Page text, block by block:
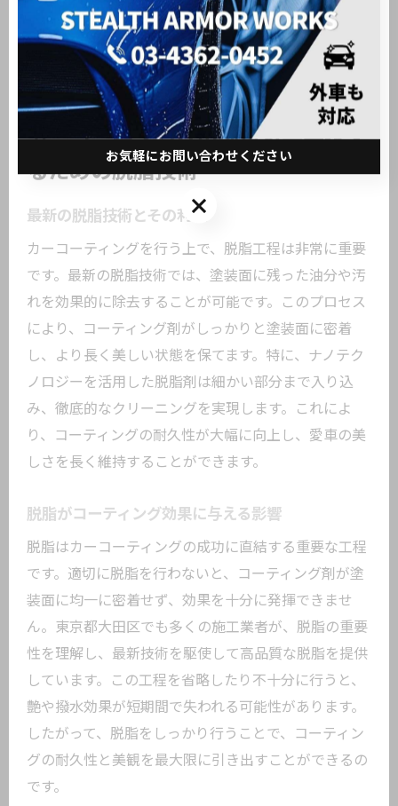
を最大化できます。
カーコーティングの効果を最大化す
るための脱脂技術
最新の脱脂技術とその利点
カーコーティングを行う上で、脱脂工程は非常に重要
です。最新の脱脂技術では、塗装面に残った油分や汚
れを効果的に除去することが可能です。このプロセス
により、コーティング剤がしっかりと塗装面に密着
し、より長く美しい状態を保てます。特に、ナノテク
ノロジーを活用した脱脂剤は細かい部分まで入り込
み、徹底的なクリーニングを実現します。これによ
り、コーティングの耐久性が大幅に向上し、愛車の美
しさを長く維持することができます。
脱脂がコーティング効果に与える影響
脱脂はカーコーティングの成功に直結する重要な工程
です。適切に脱脂を行わないと、コーティング剤が塗
装面に均一に密着せず、効果を十分に発揮できませ
ん。東京都大田区でも多くの施工業者が、脱脂の重要
性を理解し、最新技術を駆使して高品質な脱脂を提供
しています。この工程を省略したり不十分に行うと、
艶や撥水効果が短期間で失われる可能性があります。
したがって、脱脂をしっかり行うことで、コーティン
グの耐久性と美観を最大限に引き出すことができるの
です。
お気軽にお問い合わせください
お気軽にお問い合わせください